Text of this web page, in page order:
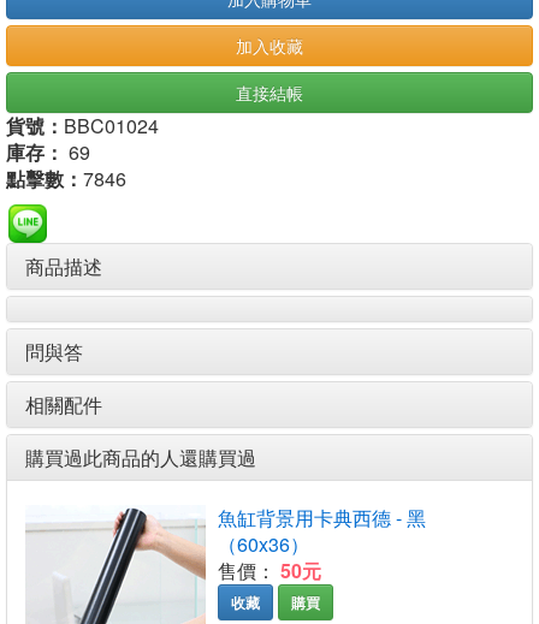
加入收藏
直接結帳
貨號： BBC01024
庫存： 69
點擊數： 7846
商品描述
問與答
相關配件
購買過此商品的人還購買過
魚缸背景用卡典西德 - 黑
（60x36）
售價： 50元
收藏 購買